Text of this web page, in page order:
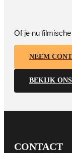
Of je nu
NEEM
BEKIJK
CONTACT